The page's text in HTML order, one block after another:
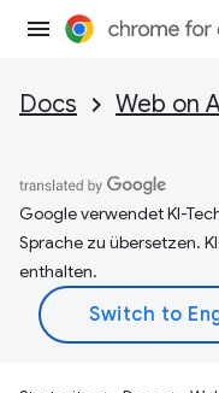
Docs Web on
Google verwendet KI-
Sprache zu übersetzen.
enthalten.